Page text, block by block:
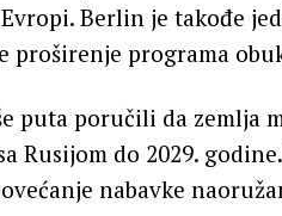
Berlin je takođe
proširenje programa
puta poručili da zemlja
Rusijom do 2029.
nabavke